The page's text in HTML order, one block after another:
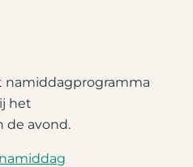
namiddagprogramma
het
de avond.